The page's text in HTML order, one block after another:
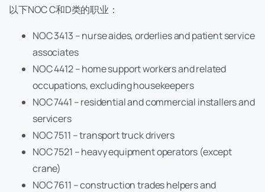
以下NOC C和D类的职业：
NOC 3413 – nurse aides, orderlies and patient service
associates
NOC 4412 – home support workers and related
occupations, excluding housekeepers
NOC 7441 – residential and commercial installers and
servicers
NOC 7511 – transport truck drivers
NOC 7521 – heavy equipment operators (except
crane)
NOC 7611 – construction trades helpers and